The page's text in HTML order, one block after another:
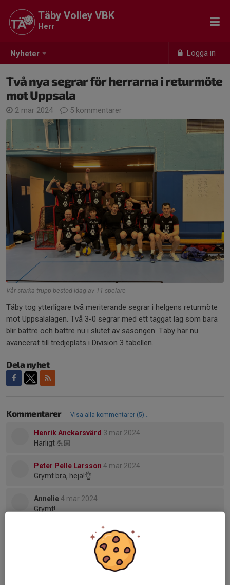
Nyheter Logga in
Täby Volley VBK
Herr
Två nya segrar för herrarna i returmöte
mot Uppsala
2 mar 2024 5 kommentarer
Vår starka trupp bestod idag av 11 spelare
Täby tog ytterligare två meriterande segrar i helgens returmöte
mot Uppsalalagen. Två 3-0 segrar med ett taggat lag som bara
blir bättre och bättre nu i slutet av säsongen. Täby har nu
avancerat till tredjeplats i Division 3 tabellen.
Dela nyhet
Kommentarer Visa alla kommentarer (5)...
Henrik Anckarsvärd 3 mar 2024
Härligt 💪🏼
Peter Pelle Larsson 4 mar 2024
Grymt bra, heja!👌
Annelie4 mar 2024
Grymt!